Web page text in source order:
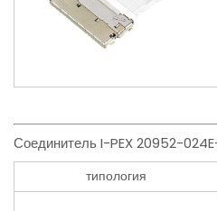
Соединитель I-PEX 20952-
типология